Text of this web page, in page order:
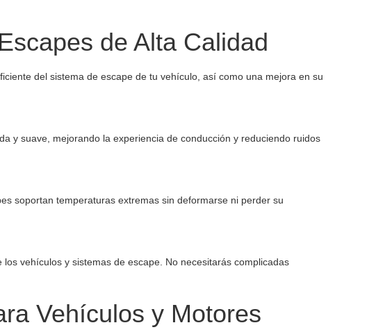
de Alta Calidad
del sistema de escape de tu vehículo, así como una mejora en su
y suave, mejorando la experiencia de conducción y reduciendo ruidos
soportan temperaturas extremas sin deformarse ni perder su
vehículos y sistemas de escape. No necesitarás complicadas
Vehículos y Motores